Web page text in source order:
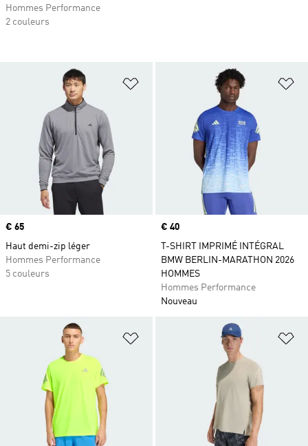
Ajouter à la Liste de produits
Prix
€ 65
Haut demi-zip léger
Hommes Performance
5 couleurs
Prix
€ 40
T-SHIRT IMPRIMÉ INTÉGRAL
BMW BERLIN-MARATHON 2026
HOMMES
Hommes Performance
Nouveau
Ajouter à la Liste de produits
Hommes Performance
2 couleurs